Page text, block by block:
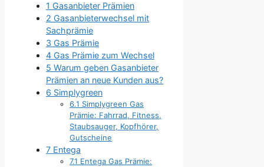
1 Gasanbieter Prämien
2 Gasanbieterwechsel mit
Sachprämie
3 Gas Prämie
4 Gas Prämie zum Wechsel
5 Warum geben Gasanbieter
Prämien an neue Kunden aus?
6 Simplygreen
6.1 Simplygreen Gas
Prämie: Fahrrad, Fitness,
Staubsauger, Kopfhörer,
Gutscheine
7 Entega
7.1 Entega Gas Prämie: